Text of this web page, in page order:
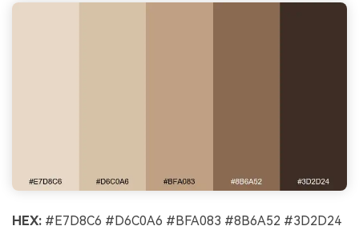
HEX: #E7D8C6 #D6C0A6 #BFA083 #8B6A52 #3D2D24